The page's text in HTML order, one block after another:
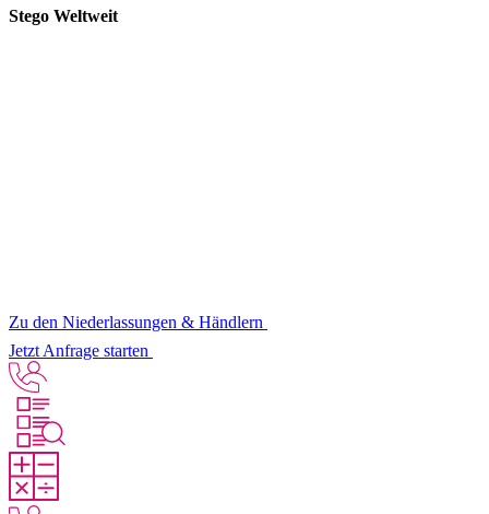
Stego Weltweit
Zu den Niederlassungen & Händlern
Jetzt Anfrage starten